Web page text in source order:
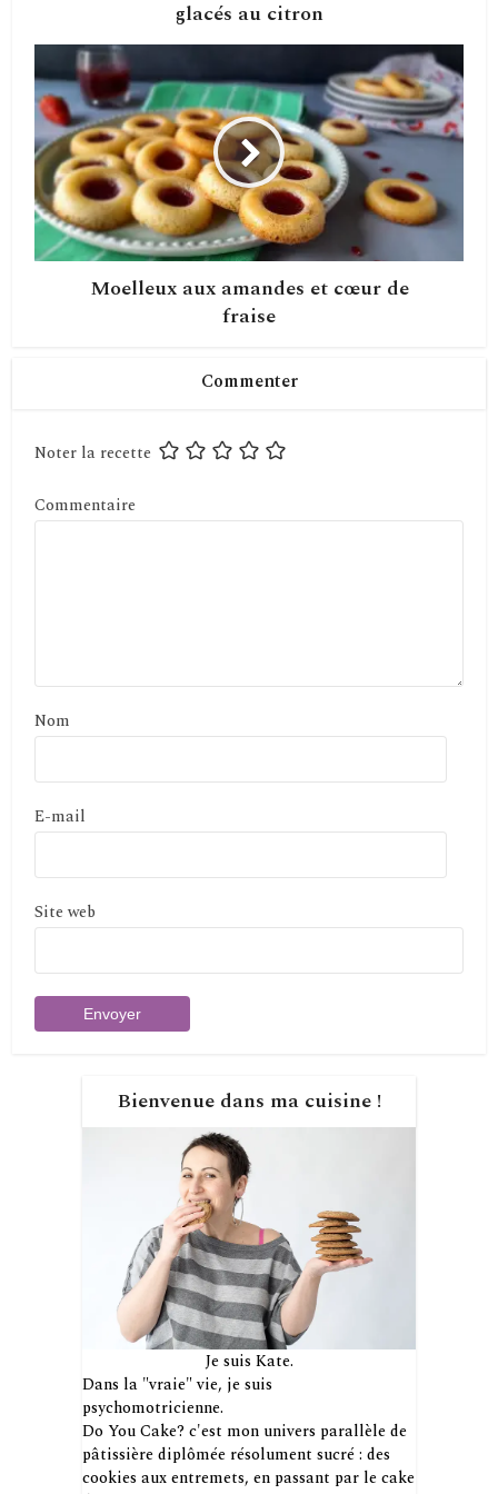
glacés au citron
Moelleux aux amandes et cœur de
fraise
Commenter
Noter la recette
Commentaire
Nom
E-mail
Site web
Bienvenue dans ma cuisine !
Je suis Kate.
Dans la "vraie" vie, je suis
psychomotricienne.
Do You Cake? c'est mon univers parallèle de
pâtissière diplômée résolument sucré : des
cookies aux entremets, en passant par le cake